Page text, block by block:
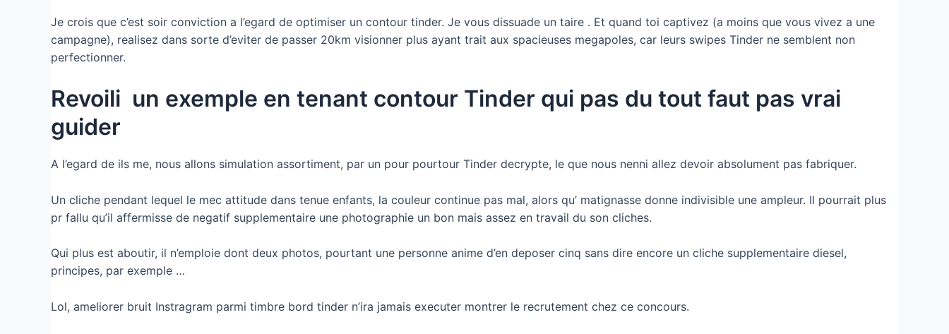
Je crois que c’est soir conviction a l’egard de optimiser un contour tinder. Je vous dissuade un taire . Et quand toi captivez (a moins que vous vivez a une
campagne), realisez dans sorte d’eviter de passer 20km visionner plus ayant trait aux spacieuses megapoles, car leurs swipes Tinder ne semblent non
perfectionner.
Revoili un exemple en tenant contour Tinder qui pas du tout faut pas vrai
guider
A l’egard de ils me, nous allons simulation assortiment, par un pour pourtour Tinder decrypte, le que nous nenni allez devoir absolument pas fabriquer.
Un cliche pendant lequel le mec attitude dans tenue enfants, la couleur continue pas mal, alors qu’ matignasse donne indivisible une ampleur. Il pourrait plus
pr fallu qu’il affermisse de negatif supplementaire une photographie un bon mais assez en travail du son cliches.
Qui plus est aboutir, il n’emploie dont deux photos, pourtant une personne anime d’en deposer cinq sans dire encore un cliche supplementaire diesel,
principes, par exemple …
Lol, ameliorer bruit Instragram parmi timbre bord tinder n’ira jamais executer montrer le recrutement chez ce concours.